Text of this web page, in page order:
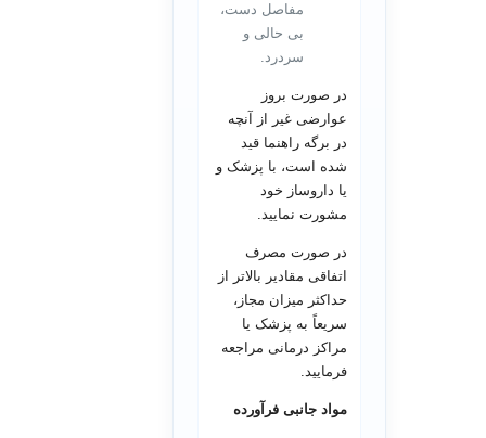
مفاصل دست،
بی حالی و
سردرد.
در صورت بروز
عوارضی غیر از آنچه
در برگه راهنما قید
شده است، با پزشک و
یا داروساز خود
مشورت نمایید.
در صورت مصرف
اتفاقی مقادیر بالاتر از
حداکثر میزان مجاز،
سریعاً به پزشک یا
مراکز درمانی مراجعه
فرمایید.
مواد جانبی فرآورده